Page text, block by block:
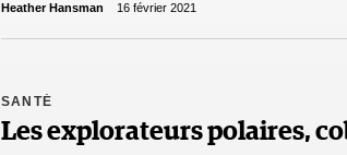
Heather Hansman 16 février 2021
SANTÉ
Les explorateurs polaires,